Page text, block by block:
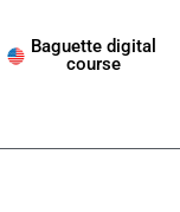
Baguette digital
course